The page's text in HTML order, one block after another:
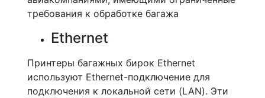
требования к обработке багажа
Ethernet
Принтеры багажных бирок Ethernet
используют Ethernet-подключение для
подключения к локальной сети (LAN). Эти